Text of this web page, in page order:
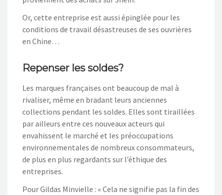
Or, cette entreprise est aussi épinglée pour les
conditions de travail désastreuses de ses ouvrières
en Chine…
Repenser les soldes?
Les marques françaises ont beaucoup de mal à
rivaliser, même en bradant leurs anciennes
collections pendant les soldes. Elles sont tiraillées
par ailleurs entre ces nouveaux acteurs qui
envahissent le marché et les préoccupations
environnementales de nombreux consommateurs,
de plus en plus regardants sur l’éthique des
entreprises.
Pour Gildas Minvielle : « Cela ne signifie pas la fin des